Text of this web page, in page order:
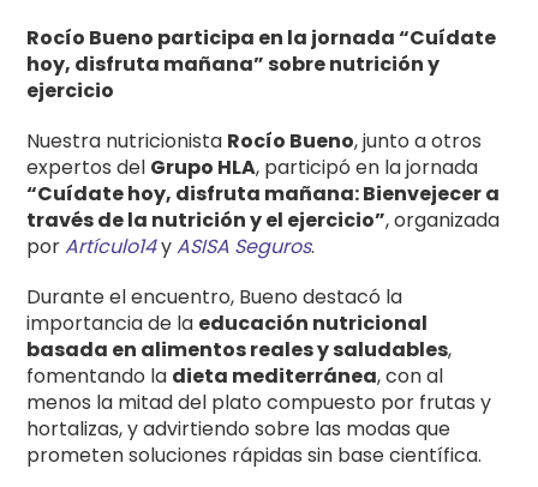
Rocío Bueno participa en la jornada “Cuídate
hoy, disfruta mañana” sobre nutrición y
ejercicio
Nuestra nutricionista Rocío Bueno, junto a otros
expertos del Grupo HLA, participó en la jornada
“Cuídate hoy, disfruta mañana: Bienvejecer a
través de la nutrición y el ejercicio”, organizada
porArtículo14yASISA Seguros.
Durante el encuentro, Bueno destacó la
importancia de la educación nutricional
basada en alimentos reales y saludables,
fomentando la dieta mediterránea, con al
menos la mitad del plato compuesto por frutas y
hortalizas, y advirtiendo sobre las modas que
prometen soluciones rápidas sin base científica.